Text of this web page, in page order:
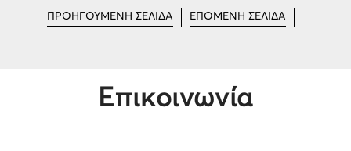
ΠΡΟΗΓΟΥΜΕΝΗ ΣΕΛΙΔΑ ΕΠΟΜΕΝΗ ΣΕΛΙΔΑ
Επικοινωνία